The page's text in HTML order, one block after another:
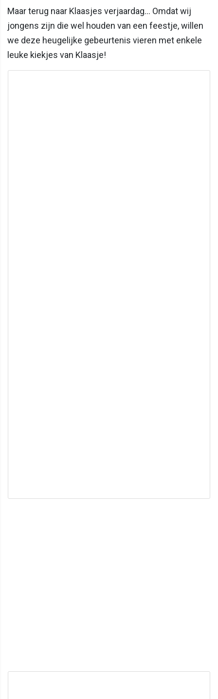
Maar terug naar Klaasjes verjaardag… Omdat wij
jongens zijn die wel houden van een feestje, willen
we deze heugelijke gebeurtenis vieren met enkele
leuke kiekjes van Klaasje!